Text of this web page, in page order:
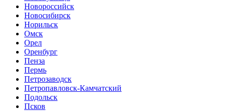
Новороссийск
Новосибирск
Норильск
Омск
Орел
Оренбург
Пенза
Пермь
Петрозаводск
Петропавловск-Камчатский
Подольск
Псков